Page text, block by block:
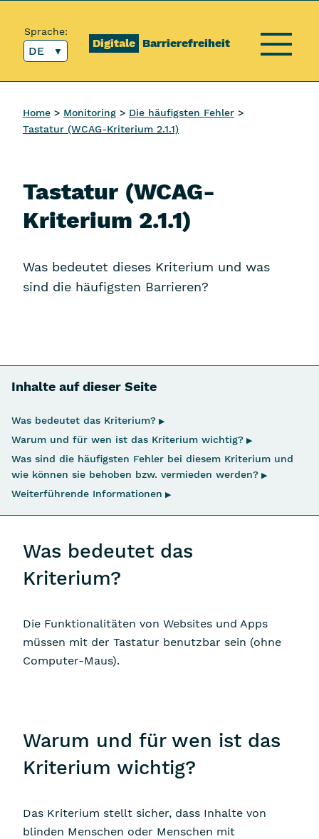
Digitale Barrierefreiheit
Sprache:
DE Menü
Home Monitoring
Die häufigsten Fehler
Tastatur (WCAG-Kriterium 2.1.1)
Tastatur (WCAG-
Kriterium 2.1.1)
Was bedeutet dieses Kriterium und was
sind die häufigsten Barrieren?
Inhalte auf dieser Seite
Navigation überspringen
Was bedeutet das Kriterium? ▶
Warum und für wen ist das Kriterium wichtig? ▶
Was sind die häufigsten Fehler bei diesem Kriterium und
wie können sie behoben bzw. vermieden werden? ▶
Weiterführende Informationen ▶
Was bedeutet das
Kriterium?
Die Funktionalitäten von Websites und Apps
müssen mit der Tastatur benutzbar sein (ohne
Computer-Maus).
Warum und für wen ist das
Kriterium wichtig?
Das Kriterium stellt sicher, dass Inhalte von
blinden Menschen oder Menschen mit